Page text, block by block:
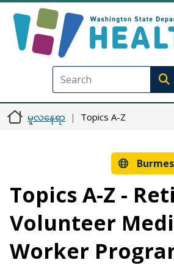
မူလနေရာ Topics A-Z
Topics A-Z -
Volunteer
Worker